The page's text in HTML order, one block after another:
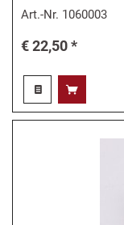
Art.-Nr. 1060003
€ 22,50 *